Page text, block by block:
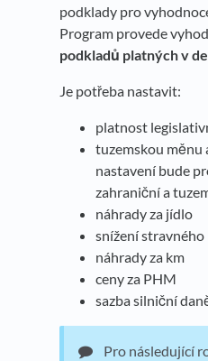
podklady pro
Program provede
podkladů platných v
Je potřeba nastavit:
platnost
tuzemskou
nastavení bude
zahraniční a
náhrady za jídlo
snížení stravného
náhrady za km
ceny za PHM
sazba silniční
Pro následující